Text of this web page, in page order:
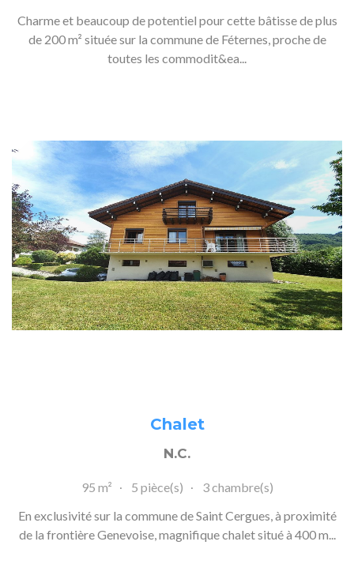
Charme et beaucoup de potentiel pour cette bâtisse de plus
de 200 m² située sur la commune de Féternes, proche de
toutes les commodit&ea...
Chalet
N.C.
95 m² 5 pièce(s)
3 chambre(s)
En exclusivité sur la commune de Saint Cergues, à proximité
de la frontière Genevoise, magnifique chalet situé à 400 m...